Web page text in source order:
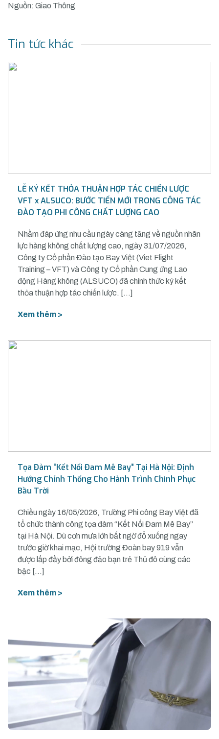
Nguồn: Giao Thông
Tin tức khác
LỄ KÝ KẾT THỎA THUẬN HỢP TÁC CHIẾN LƯỢC
VFT x ALSUCO: BƯỚC TIẾN MỚI TRONG CÔNG TÁC
ĐÀO TẠO PHI CÔNG CHẤT LƯỢNG CAO
Nhằm đáp ứng nhu cầu ngày càng tăng về nguồn nhân
lực hàng không chất lượng cao, ngày 31/07/2026,
Công ty Cổ phần Đào tạo Bay Việt (Viet Flight
Training – VFT) và Công ty Cổ phần Cung ứng Lao
động Hàng không (ALSUCO) đã chính thức ký kết
thỏa thuận hợp tác chiến lược. […]
Xem thêm >
Tọa Đàm “Kết Nối Đam Mê Bay” Tại Hà Nội: Định
Hướng Chính Thống Cho Hành Trình Chinh Phục
Bầu Trời
Chiều ngày 16/05/2026, Trường Phi công Bay Việt đã
tổ chức thành công tọa đàm “Kết Nối Đam Mê Bay”
tại Hà Nội. Dù cơn mưa lớn bất ngờ đổ xuống ngay
trước giờ khai mạc, Hội trường Đoàn bay 919 vẫn
được lấp đầy bởi đông đảo bạn trẻ Thủ đô cùng các
bậc […]
Xem thêm >